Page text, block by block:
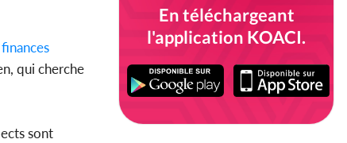
finances
qui cherche
sont
En téléchargeant
l'application KOACI.